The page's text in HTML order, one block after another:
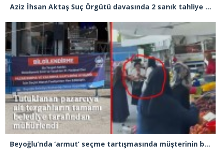
Aziz İhsan Aktaş Suç Örgütü davasında 2 sanık tahliye edildi
Beyoğlu’nda ‘armut’ seçme tartışmasında müşterinin başına kalas fırlatan pazarcı tutuklandı